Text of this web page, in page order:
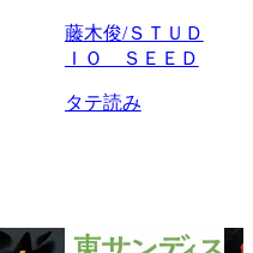
藤木俊/ＳＴＵＤ
ＩＯ ＳＥＥＤ
タテ読み